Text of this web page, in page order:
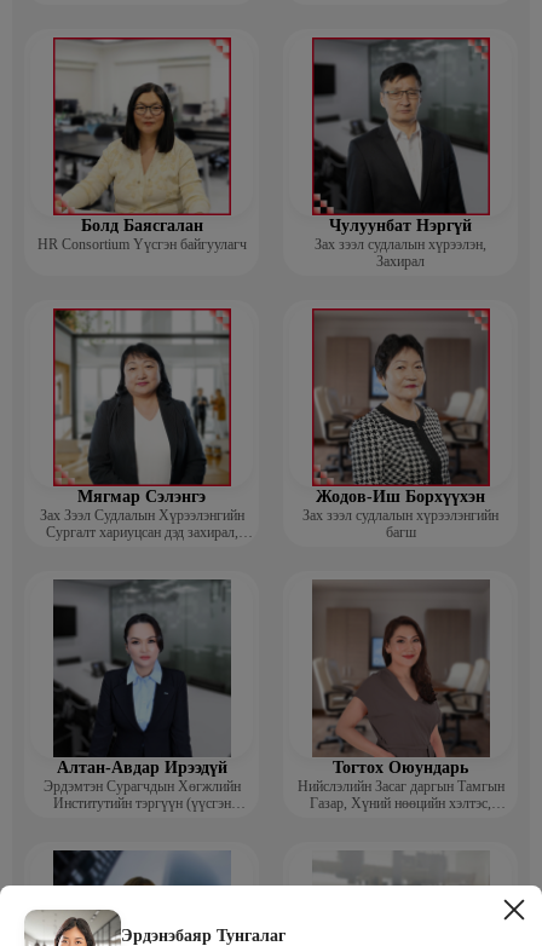
Эрдэнэбаяр Тунгалаг
Болд Баясгалан
HR Consortium Үүсгэн байгуулагч
Чулуунбат Нэргүй
Зах зээл судлалын хүрээлэн,
Захирал
Мягмар Сэлэнгэ
Зах Зээл Судлалын Хүрээлэнгийн
Сургалт хариуцсан дэд захирал,
Жодов-Иш Борхүүхэн
Зах зээл судлалын хүрээлэнгийн
багш
Алтан-Авдар Ирээдүй
Эрдэмтэн Сурагчдын Хөгжлийн
Институтийн тэргүүн (үүсгэн
Тогтох Оюундарь
Нийслэлийн Засаг даргын Тамгын
Газар, Хүний нөөцийн хэлтэс,